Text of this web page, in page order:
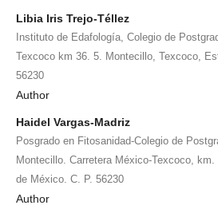
Libia Iris Trejo-Téllez
Instituto de Edafología, Colegio de
Texcoco km 36. 5. Montecillo, Texcoco,
56230
Author
Haidel Vargas-Madriz
Posgrado en Fitosanidad-Colegio de
Montecillo. Carretera México-Texcoco,
de México. C. P. 56230
Author